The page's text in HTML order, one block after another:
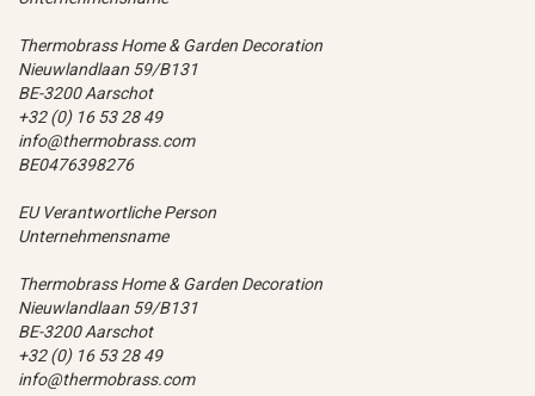
Thermobrass Home & Garden Decoration
Nieuwlandlaan 59/B131
BE-3200 Aarschot
+32 (0) 16 53 28 49
info@thermobrass.com
BE0476398276
EU Verantwortliche Person
Unternehmensname
Thermobrass Home & Garden Decoration
Nieuwlandlaan 59/B131
BE-3200 Aarschot
+32 (0) 16 53 28 49
info@thermobrass.com